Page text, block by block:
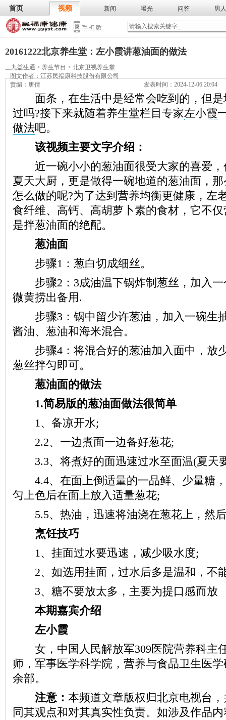
首页 视频 新闻 曝光 问答 男人
武术 气功 膳食 食谱 营养
20161222北京养生堂：左小霞讲葱油面的做法
三九益生通 > 养生节目 > 北京卫视养生堂
图文作者： 江苏民福康科技股份有限公司
责编：唐倩
发表时间：2024-12-06 20:04
面条，在生活中是经常会吃到的，但是
过吗?接下来就随着养生堂栏目专家左小霞
做法吧。
该视频主要文字介绍：
近一碗小小的葱油面很受大家的喜爱，
夏天大厨，更是做得一碗地道的葱油面，
怎么做的呢?为了达到营养均衡更健康，左
食纤维、高钙、高胡萝卜素的食材，它不
是拌葱油面的绝配。
葱油面
步骤1：葱白切成细丝。
步骤2：3成油温下锅炸制葱丝，加入一
微黄捞出备用.
步骤3：锅中留少许葱油，加入一碗生
酱油、葱油和海米混合。
步骤4：将混合好的葱油加入面中，放
葱丝拌匀即可。
葱油面的做法
1.简易版的葱油面做法很简单
1、备凉开水;
2.2、一边煮面一边备好葱花;
3.3、将煮好的面迅速过水至面温(夏天
4.4、在面上倒适量的一品鲜、少量糖
匀上色后在面上放入适量葱花;
5.5、热油，迅速将油浇在葱花上，然
烹饪技巧
1、挂面过水要迅速，减少吸水度;
2、如选用挂面，过水后多是温和，不
3、糖不要放太多，主要为提口感而放
本期嘉宾介绍
左小霞
女，中国人民解放军309医院营养科主
师，军事医学科学院，营养与食品卫生医
余部。
注意： 本频道文章版权归北京电视台
同其观点和对其真实性负责。如涉及作品